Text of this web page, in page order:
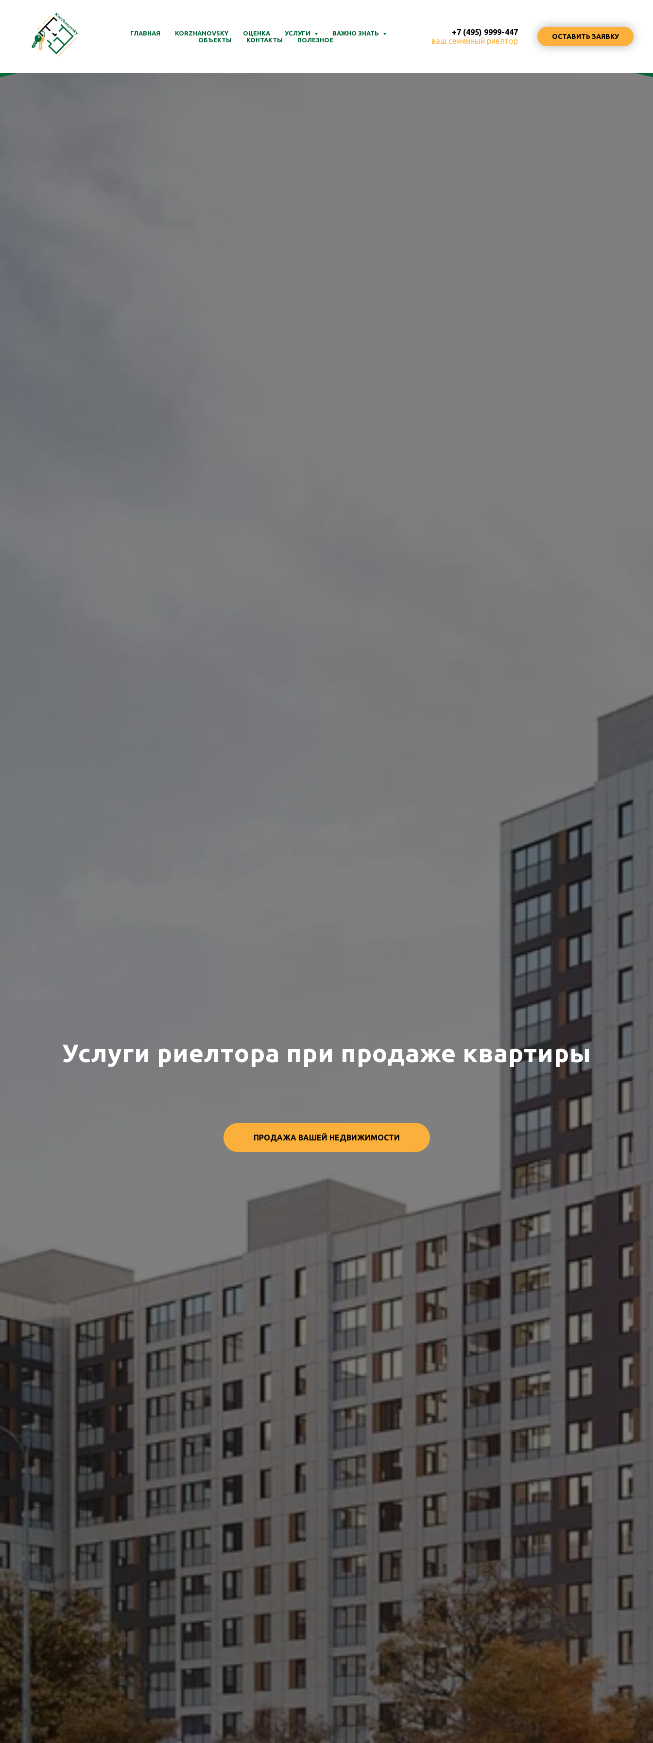
ГЛАВНАЯ KORZHANOVSKY ОЦЕНКА УСЛУГИ
ВАЖНО ЗНАТЬ
ОБЪЕКТЫ
КОНТАКТЫ ПОЛЕЗНОЕ
+7 (495) 9999-447
ваш семейный риелтор
ОСТАВИТЬ ЗАЯВКУ
Услуги риелтора при продаже квартиры
ПРОДАЖА ВАШЕЙ НЕДВИЖИМОСТИ